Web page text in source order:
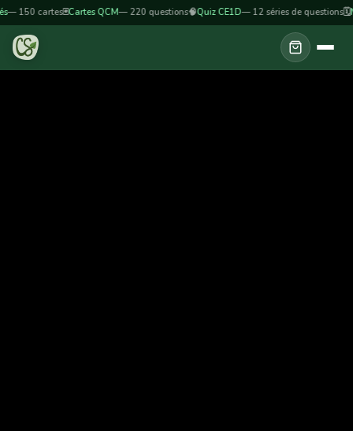
— 150 cartes🃏Cartes QCM— 220 questions🧠Quiz CE1D— 12 séries de questions🗓️